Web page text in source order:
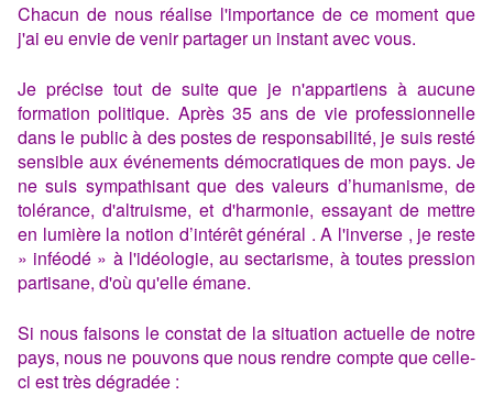
Chacun de nous réalise l'importance de ce moment que
j'ai eu envie de venir partager un instant avec vous.
Je précise tout de suite que je n'appartiens à aucune
formation politique. Après 35 ans de vie professionnelle
dans le public à des postes de responsabilité, je suis resté
sensible aux événements démocratiques de mon pays. Je
ne suis sympathisant que des valeurs d’humanisme, de
tolérance, d'altruisme, et d'harmonie, essayant de mettre
en lumière la notion d’intérêt général . A l'inverse , je reste
» inféodé » à l'idéologie, au sectarisme, à toutes pression
partisane, d'où qu'elle émane.
Si nous faisons le constat de la situation actuelle de notre
pays, nous ne pouvons que nous rendre compte que celle-
ci est très dégradée :